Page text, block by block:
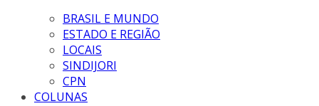
BRASIL E MUNDO
ESTADO E REGIÃO
LOCAIS
SINDIJORI
CPN
COLUNAS